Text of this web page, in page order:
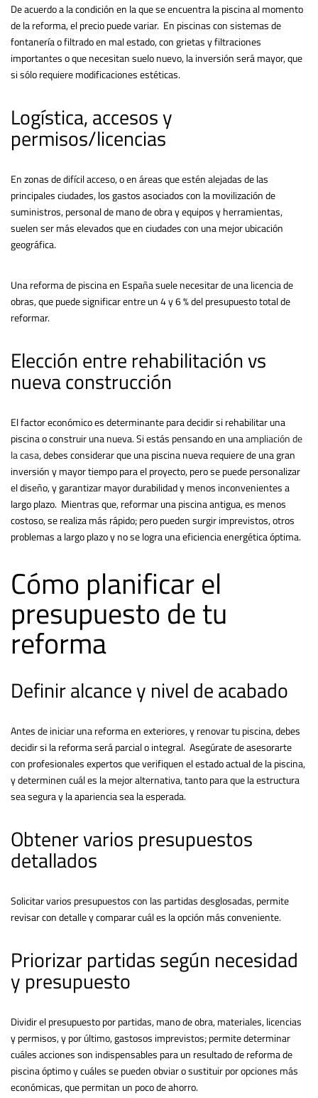
De acuerdo a la condición en la que se encuentra la piscina al momento
de la reforma, el precio puede variar. En piscinas con sistemas de
fontanería o filtrado en mal estado, con grietas y filtraciones
importantes o que necesitan suelo nuevo, la inversión será mayor, que
si sólo requiere modificaciones estéticas.
Logística, accesos y
permisos/licencias
En zonas de difícil acceso, o en áreas que estén alejadas de las
principales ciudades, los gastos asociados con la movilización de
suministros, personal de mano de obra y equipos y herramientas,
suelen ser más elevados que en ciudades con una mejor ubicación
geográfica.
Una reforma de piscina en España suele necesitar de una licencia de
obras, que puede significar entre un 4 y 6 % del presupuesto total de
reformar.
Elección entre rehabilitación vs
nueva construcción
El factor económico es determinante para decidir si rehabilitar una
piscina o construir una nueva. Si estás pensando en unaampliación de
la casa, debes considerar que una piscina nueva requiere de una gran
inversión y mayor tiempo para el proyecto, pero se puede personalizar
el diseño, y garantizar mayor durabilidad y menos inconvenientes a
largo plazo. Mientras que, reformar una piscina antigua, es menos
costoso, se realiza más rápido; pero pueden surgir imprevistos, otros
problemas a largo plazo y no se logra una eficiencia energética óptima.
Cómo planificar el
presupuesto de tu
reforma
Definir alcance y nivel de acabado
Antes de iniciar una reforma en exteriores, y renovar tu piscina, debes
decidir si la reforma será parcial o integral. Asegúrate de asesorarte
con profesionales expertos que verifiquen el estado actual de la piscina,
y determinen cuál es la mejor alternativa, tanto para que la estructura
sea segura y la apariencia sea la esperada.
Obtener varios presupuestos
detallados
Solicitar varios presupuestos con las partidas desglosadas, permite
revisar con detalle y comparar cuál es la opción más conveniente.
Priorizar partidas según necesidad
y presupuesto
Dividir el presupuesto por partidas, mano de obra, materiales, licencias
y permisos, y por último, gastosos imprevistos; permite determinar
cuáles acciones son indispensables para un resultado de reforma de
piscina óptimo y cuáles se pueden obviar o sustituir por opciones más
económicas, que permitan un poco de ahorro.